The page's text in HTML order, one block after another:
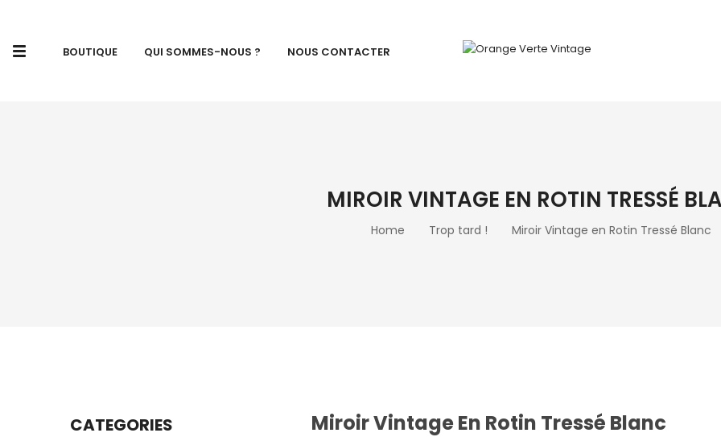
BOUTIQUE QUI SOMMES-NOUS ? NOUS CONTACTER
MIROIR VINTAGE EN ROTIN TRESSÉ
Home Trop tard ! Miroir Vintage en Rotin Tressé Blanc
CATEGORIES Miroir Vintage En Rotin Tressé Blanc